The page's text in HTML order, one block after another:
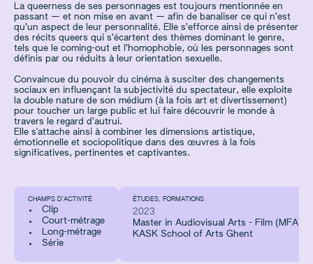
La queerness de ses personnages est toujours mentionnée en
passant — et non mise en avant — afin de banaliser ce qui n’est
qu’un aspect de leur personnalité. Elle s’efforce ainsi de présenter
des récits queers qui s’écartent des thèmes dominant le genre,
tels que le coming-out et l’homophobie, où les personnages sont
définis par ou réduits à leur orientation sexuelle.
Convaincue du pouvoir du cinéma à susciter des changements
sociaux en influençant la subjectivité du spectateur, elle exploite
la double nature de son médium (à la fois art et divertissement)
pour toucher un large public et lui faire découvrir le monde à
travers le regard d’autrui.
Elle s'attache ainsi à combiner les dimensions artistique,
émotionnelle et sociopolitique dans des œuvres à la fois
significatives, pertinentes et captivantes.
CHAMPS D’ACTIVITÉ
Clip
Court-métrage
Long-métrage
Série
ÉTUDES, FORMATIONS
2023
Master in Audiovisual Arts - Film (MFA)
KASK School of Arts Ghent